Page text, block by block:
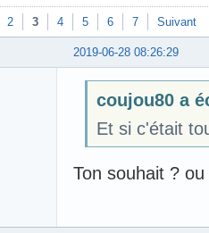
2 3 4 5 6 7 Suivant
2019-06-28 08:26:29
coujou80 a
Et si c'était
Ton souhait ?